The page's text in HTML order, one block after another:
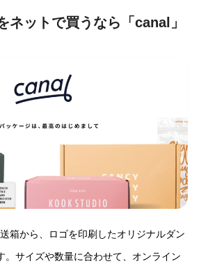
ネットで買うなら「canal」
箱から、ロゴを印刷したオリジナルダン
。サイズや数量に合わせて、オンライン